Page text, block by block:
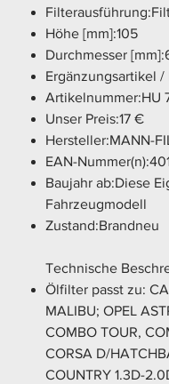
Höhe [mm]:105
Durchmesser
Ergänzungsartikel
Artikelnummer:HU
Unser Preis:17 €
Hersteller:MANN-
EAN-
Baujahr ab:Diese
Fahrzeugmodell
Zustand:Brandneu
Technische
Ölfilter passt zu:
MALIBU; OPEL
COMBO TOUR,
CORSA D/
COUNTRY 1.3D-